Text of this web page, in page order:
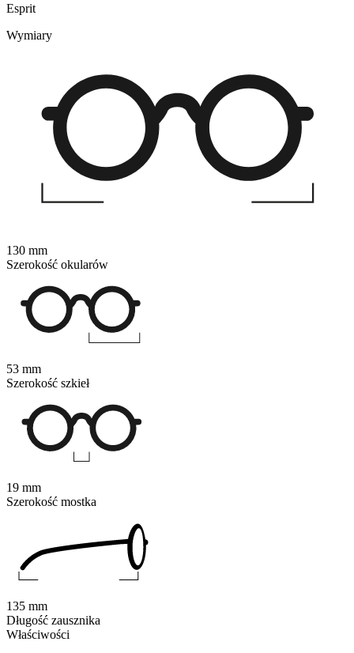
Esprit
Właściwości
Wymiary
130 mm
Szerokość okularów
53 mm
Szerokość szkieł
19 mm
Szerokość mostka
135 mm
Długość zausznika